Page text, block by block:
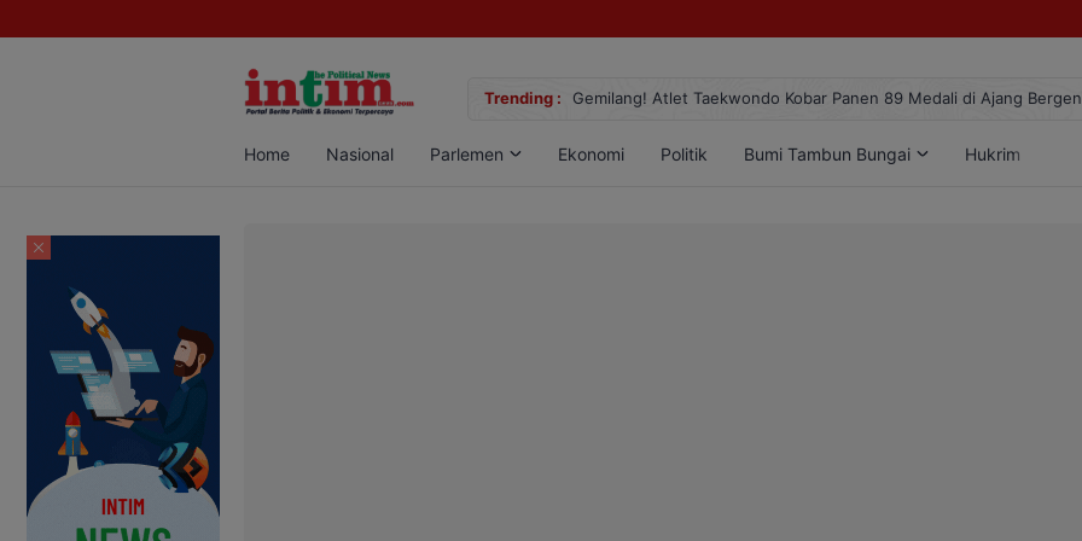
Trending :
Sabu di Pangkalan Bun, Dua Pelaku Diamankan Gemilang! Atlet Taekwondo Kobar Panen 89 Medali di Ajang
Home Nasional Parlemen Ekonomi Politik Bumi Tambun Bungai Hukrim